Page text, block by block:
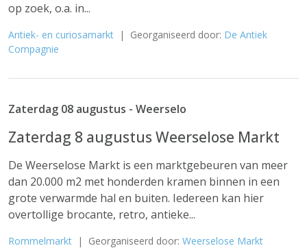
op zoek, o.a. in...
Antiek- en curiosamarkt | Georganiseerd door: De Antiek
Compagnie
Zaterdag 08 augustus - Weerselo
Zaterdag 8 augustus Weerselose Markt
De Weerselose Markt is een marktgebeuren van meer
dan 20.000 m2 met honderden kramen binnen in een
grote verwarmde hal en buiten. Iedereen kan hier
overtollige brocante, retro, antieke...
Rommelmarkt | Georganiseerd door: Weerselose Markt